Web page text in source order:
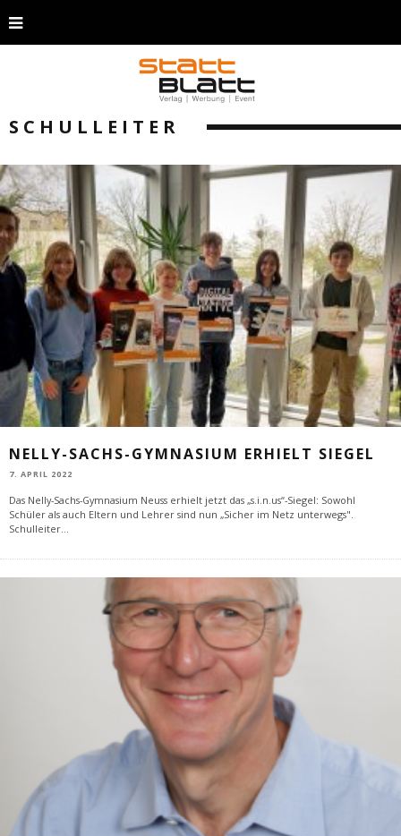
SCHULLEITER
NELLY-SACHS-GYMNASIUM ERHIELT SIEGEL
7. APRIL 2022
Das Nelly-Sachs-Gymnasium Neuss erhielt jetzt das „s.i.n.us“-Siegel: Sowohl
Schüler als auch Eltern und Lehrer sind nun „Sicher im Netz unterwegs".
Schulleiter...